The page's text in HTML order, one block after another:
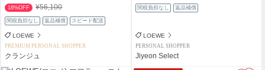
18%OFF ¥56,100
関税負担なし 返品補償 スピード配送
LOEWE
PREMIUM PERSONAL SHOPPER
クランジュ
関税負担なし 返品補償
LOEWE
PERSONAL SHOPPER
Jiyeon Select